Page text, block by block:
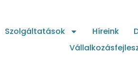
Szolgáltatások Híreink